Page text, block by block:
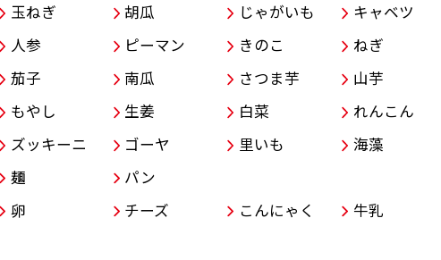
玉ねぎ 胡瓜 じゃがいも
キャベツ
人参 ピーマン きのこ
ねぎ
茄子 南瓜 さつま芋
山芋
もやし 生姜 白菜
れんこん
ズッキーニ ゴーヤ 里いも
海藻
麺
パン
卵 チーズ こんにゃく
牛乳